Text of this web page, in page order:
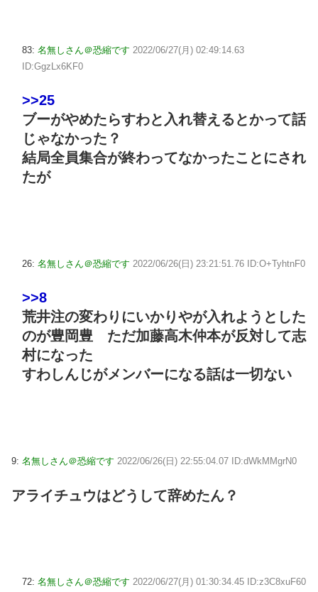
83: 名無しさん＠恐縮です 2022/06/27(月) 02:49:14.63
ID:GgzLx6KF0
>>25
ブーがやめたらすわと入れ替えるとかって話
じゃなかった？
結局全員集合が終わってなかったことにされ
たが
26: 名無しさん＠恐縮です 2022/06/26(日) 23:21:51.76 ID:O+TyhtnF0
>>8
荒井注の変わりにいかりやが入れようとした
のが豊岡豊 ただ加藤高木仲本が反対して志
村になった
すわしんじがメンバーになる話は一切ない
9: 名無しさん＠恐縮です 2022/06/26(日) 22:55:04.07 ID:dWkMMgrN0
アライチュウはどうして辞めたん？
72: 名無しさん＠恐縮です 2022/06/27(月) 01:30:34.45 ID:z3C8xuF60